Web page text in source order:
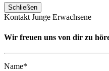
Schließen
Kontakt Junge Erwachsene
Wir freuen uns von dir zu
Name*